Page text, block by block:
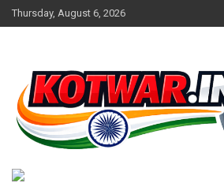
Skip
to
Thursday, August 6, 2026
kotwar.in